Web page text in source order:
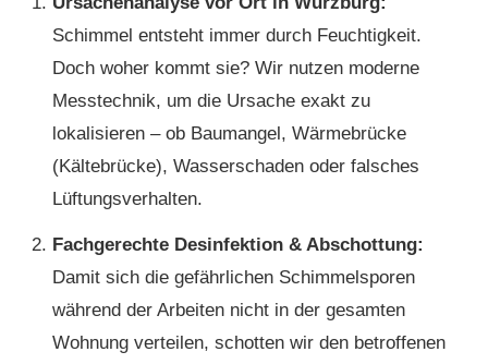
Schimmel entsteht immer durch Feuchtigkeit.
Doch woher kommt sie? Wir nutzen moderne
Messtechnik, um die Ursache exakt zu
lokalisieren – ob Baumangel, Wärmebrücke
(Kältebrücke), Wasserschaden oder falsches
Lüftungsverhalten.
Fachgerechte Desinfektion & Abschottung:
Damit sich die gefährlichen Schimmelsporen
während der Arbeiten nicht in der gesamten
Wohnung verteilen, schotten wir den betroffenen